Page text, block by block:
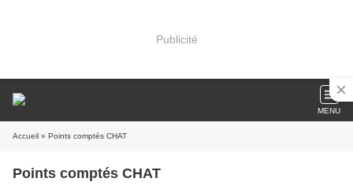
Publicité
MENU
Accueil » Points comptés CHAT
Points comptés CHAT